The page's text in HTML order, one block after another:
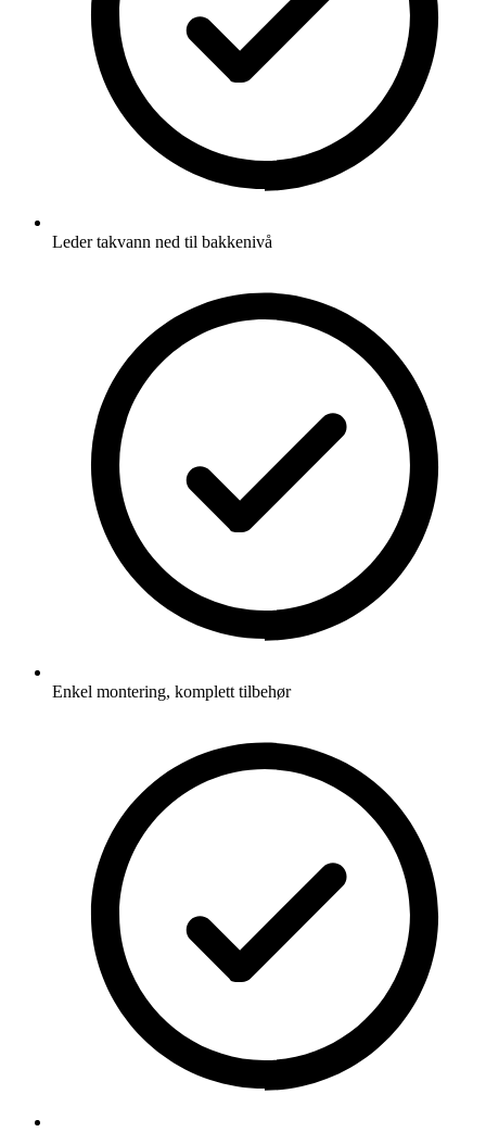
Leder takvann ned til bakkenivå
Enkel montering, komplett tilbehør